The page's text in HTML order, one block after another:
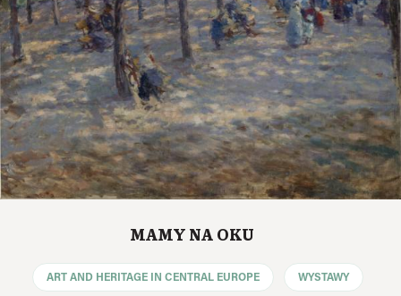
JĘZYK: PL
MAMY NA OKU
ART AND HERITAGE IN CENTRAL EUROPE WYSTAWY